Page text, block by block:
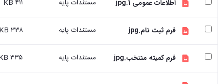
تسهیلات
آموزشی
درخواست
دانشجویان
اطلاعات عمومی 1.jpg مستندات پایه ۴۱۱ KB
فرم ثبت نام.jpg مستندات پایه ۳۳۸ KB
فرم کمیته منتخب.jpg مستندات پایه ۳۳۵ KB